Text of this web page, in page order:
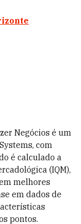
Negócios é um
com
é calculado a
(IQM),
melhores
em dados de
pontos.